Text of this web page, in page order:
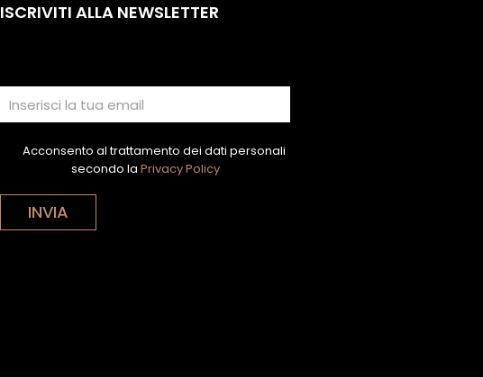
ISCRIVITI ALLA NEWSLETTER
Acconsento al trattamento dei dati personali
secondo la Privacy Policy
INVIA